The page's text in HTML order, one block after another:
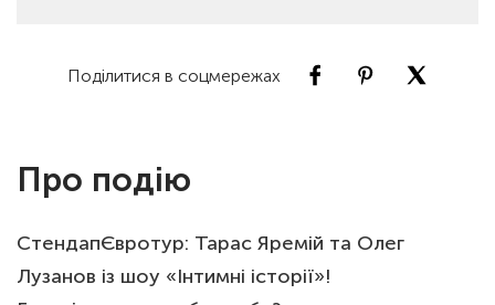
Поділитися в соцмережах
Про подію
СтендапЄвротур: Тарас Яремій та Олег
Лузанов із шоу «Інтимні історії»!